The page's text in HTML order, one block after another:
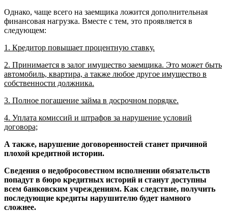
Однако, чаще всего на заемщика ложится дополнительная
финансовая нагрузка. Вместе с тем, это проявляется в
следующем:
1. Кредитор повышает процентную ставку.
2. Принимается в залог имущество заемщика. Это может быть
автомобиль, квартира, а также любое другое имущество в
собственности должника.
3. Полное погашение займа в досрочном порядке.
4. Уплата комиссий и штрафов за нарушение условий
договора;
А также, нарушение договоренностей станет причиной
плохой кредитной истории.
Сведения о недобросовестном исполнении обязательств
попадут в бюро кредитных историй и станут доступны
всем банковским учреждениям. Как следствие, получить
последующие кредиты нарушителю будет намного
сложнее.